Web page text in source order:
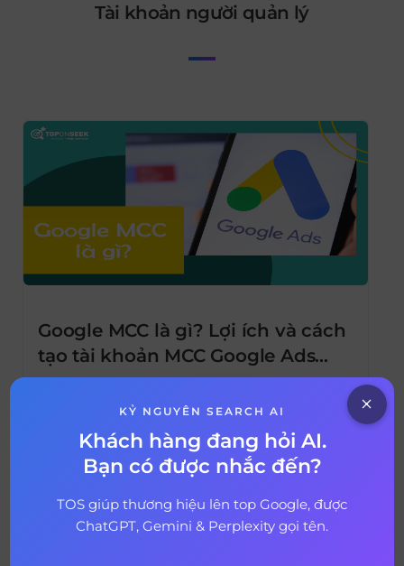
Tài khoản người quản lý
28 tháng 4, 2025 1 year ago
Google MCC là gì? Lợi ích và cách
tạo tài khoản MCC Google Ads
thành công
lớn và quản lý hàng trăm khách hàng. Bạn
đang gặp khó khăn để tìm một công cụ
quản lý, kiểm tra, hủy bỏ hay thiết lập cùng
lúc nhiều tài khoản Google Ads? Google
MCC sẽ giải quyết tất cả các vấn đề nêu trên.
Google […]
KỶ NGUYÊN SEARCH AI
Khách hàng đang hỏi AI.
Bạn có được nhắc đến?
TOS giúp thương hiệu lên top Google, được
ChatGPT, Gemini & Perplexity gọi tên.